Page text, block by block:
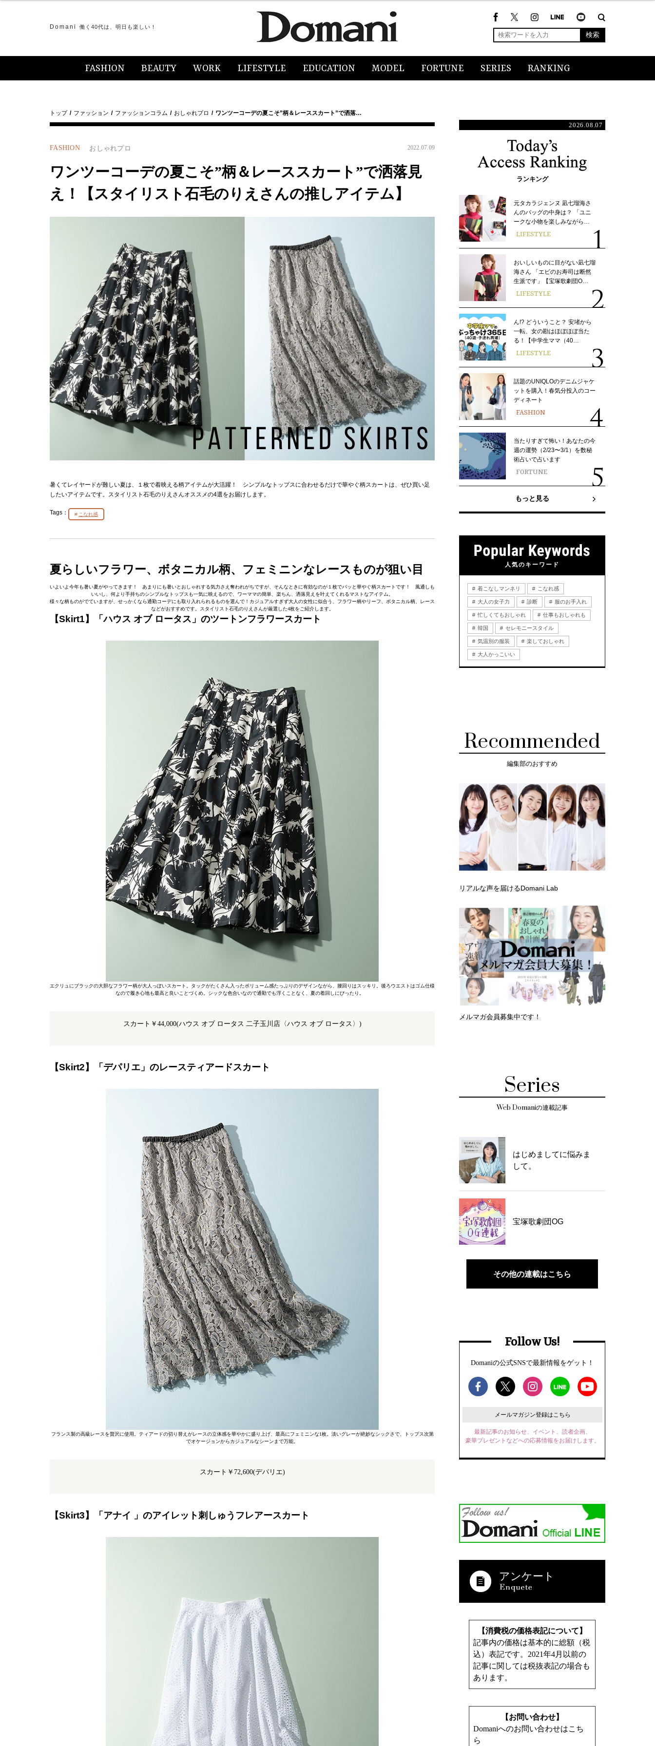
Domani 働く40代は、明日も楽しい！
検索
FASHION BEAUTY WORK LIFESTYLE EDUCATION MODEL FORTUNE SERIES RANKING
トップ ファッション ファッションコラム おしゃれプロ ワンツーコーデの夏こそ”柄＆レーススカート”で洒落…
FASHION おしゃれプロ 2022.07.09
ワンツーコーデの夏こそ”柄＆レーススカート”で洒落見
え！【スタイリスト石毛のりえさんの推しアイテム】
暑くてレイヤードが難しい夏は、１枚で着映える柄アイテムが大活躍！ シンプルなトップスに合わせるだけで華やぐ柄スカートは、ぜひ買い足
したいアイテムです。スタイリスト石毛のりえさんオススメの4選をお届けします。
Tags： こなれ感
夏らしいフラワー、ボタニカル柄、フェミニンなレースものが狙い目
いよいよ今年も暑い夏がやってきます！ あまりにも暑いとおしゃれする気力さえ奪われがちですが、そんなときに有効なのが１枚でパッと華やぐ柄スカートです！ 風通しも
いいし、何より手持ちのシンプルなトップスも一気に映えるので、ワーママの簡単、楽ちん、洒落見えを叶えてくれるマストなアイテム。
様々な柄ものがでていますが、せっかくなら通勤コーデにも取り入れられるものを選んで！カジュアルすぎず大人の女性に似合う、フラワー柄やリーフ、ボタニカル柄、レース
などがおすすめです。スタイリスト石毛のりえさんが厳選した4枚をご紹介します。
【Skirt1】「ハウス オブ ロータス」のツートンフラワースカート
エクリュにブラックの大胆なフラワー柄が大人っぽいスカート。タックがたくさん入ったボリューム感たっぷりのデザインながら、腰回りはスッキリ。後ろウエストはゴム仕様
なので履き心地も最高と良いことづくめ。シックな色合いなので通勤でも浮くことなく、夏の着回しにぴったり。
スカート￥44,000(ハウス オブ ロータス 二子玉川店〈ハウス オブ ロータス〉)
【Skirt2】「デパリエ」のレースティアードスカート
フランス製の高級レースを贅沢に使用。ティアードの切り替えがレースの立体感を華やかに盛り上げ、最高にフェミニンな1枚。淡いグレーが絶妙なシックさで、トップス次第
でオケージョンからカジュアルなシーンまで万能。
スカート￥72,600(デパリエ)
【Skirt3】「アナイ 」のアイレット刺しゅうフレアースカート
2026.08.07
ランキング
元タカラジェンヌ 凪七瑠海さ
んのバッグの中身は？ 「ユニ
ークな小物を楽しみながら…
LIFESTYLE
おいしいものに目がない凪七瑠
海さん 「エビのお寿司は断然
生派です」【宝塚歌劇団O…
LIFESTYLE
ん!? どういうこと？ 安堵から
一転、女の勘はほぼほぼ当た
る！【中学生ママ（40…
LIFESTYLE
話題のUNIQLOのデニムジャケ
ットを購入！春気分投入のコー
ディネート
FASHION
当たりすぎて怖い！あなたの今
週の運勢（2/23〜3/1）を数秘
術占いで占います
FORTUNE
もっと見る
人気のキーワード
着こなしマンネリ こなれ感
大人の女子力 診断 服のお手入れ
忙しくてもおしゃれ 仕事もおしゃれも
韓国 セレモニースタイル
気温別の服装 楽しておしゃれ
大人かっこいい
Recommended
編集部のおすすめ
リアルな声を届けるDomani Lab
メルマガ会員募集中です！
Series
Web Domaniの連載記事
はじめましてに悩みま
して。
宝塚歌劇団OG
その他の連載はこちら
Follow Us!
Domaniの公式SNSで最新情報をゲット！
メールマガジン登録はこちら
最新記事のお知らせ、イベント、読者企画、
豪華プレゼントなどへの応募情報をお届けします。
アンケート
【消費税の価格表記について】
記事内の価格は基本的に総額（税
込）表記です。2021年4月以前の
記事に関しては税抜表記の場合も
あります。
【お問い合わせ】
Domaniへのお問い合わせはこち
ら